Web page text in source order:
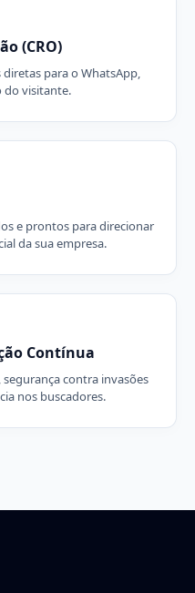
(CRO)
para o WhatsApp,
do visitante.
e prontos para direcionar
da sua empresa.
Contínua
contra invasões
nos buscadores.